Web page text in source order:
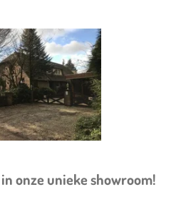
onze unieke showroom!